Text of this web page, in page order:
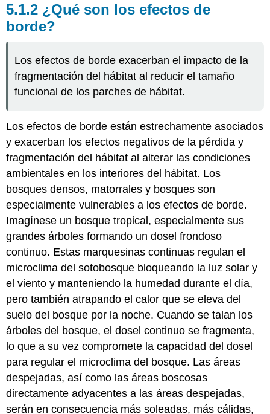
5.1.2 ¿Qué son los efectos de
borde?
Los efectos de borde exacerban el impacto de la
fragmentación del hábitat al reducir el tamaño
funcional de los parches de hábitat.
Los efectos de borde están estrechamente asociados
y exacerban los efectos negativos de la pérdida y
fragmentación del hábitat al alterar las condiciones
ambientales en los interiores del hábitat. Los
bosques densos, matorrales y bosques son
especialmente vulnerables a los efectos de borde.
Imagínese un bosque tropical, especialmente sus
grandes árboles formando un dosel frondoso
continuo. Estas marquesinas continuas regulan el
microclima del sotobosque bloqueando la luz solar y
el viento y manteniendo la humedad durante el día,
pero también atrapando el calor que se eleva del
suelo del bosque por la noche. Cuando se talan los
árboles del bosque, el dosel continuo se fragmenta,
lo que a su vez compromete la capacidad del dosel
para regular el microclima del bosque. Las áreas
despejadas, así como las áreas boscosas
directamente adyacentes a las áreas despejadas,
serán en consecuencia más soleadas, más cálidas,